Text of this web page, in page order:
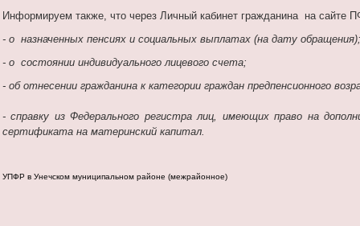
Информируем также, что через Личный кабинет гражданина на сайте
- о назначенных пенсиях и социальных выплатах (на дату обращения);
- о состоянии индивидуального лицевого счета;
- об отнесении гражданина к категории граждан предпенсионного
- справку из Федерального регистра лиц, имеющих право на
сертификата на материнский капитал.
УПФР в Унечском муниципальном районе (межрайонное)